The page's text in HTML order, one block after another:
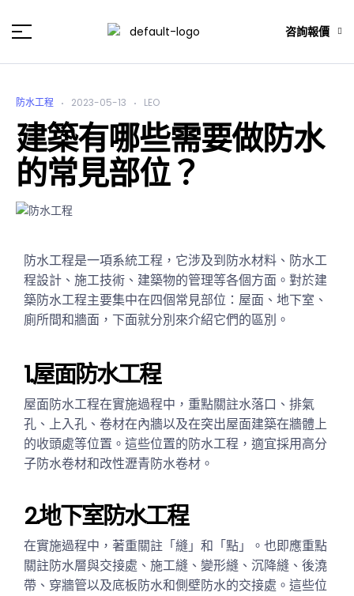
咨詢報價
防水工程 2023-05-13 LEO
建築有哪些需要做防水
的常見部位？
防水工程是一項系統工程，它涉及到防水材料、防水工
程設計、施工技術、建築物的管理等各個方面。對於建
築防水工程主要集中在四個常見部位：屋面、地下室、
廁所間和牆面，下面就分別來介紹它們的區別。
1.屋面防水工程
屋面防水工程在實施過程中，重點關註水落口、排氣
孔、上入孔、卷材在內牆以及在突出屋面建築在牆體上
的收頭處等位置。這些位置的防水工程，適宜採用高分
子防水卷材和改性瀝青防水卷材。
2.地下室防水工程
在實施過程中，著重關註「縫」和「點」。也即應重點
關註防水層與交接處、施工縫、變形縫、沉降縫、後澆
帶、穿牆管以及底板防水和側壁防水的交接處。這些位